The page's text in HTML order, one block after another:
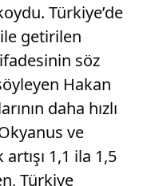
Türkiye’de
getirilen
söz
Hakan
daha hızlı
ve
1,1 ila 1,5
Türkiye